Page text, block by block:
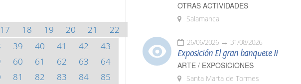
17 18 19 20 21
22
39 40 41 42
43
60 61 62 63
64
81 82 83 84
85
OTRAS ACTIVIDADES
Salamanca
26/06/2026 31/08/2026
Exposición El gran banquete II
ARTE / EXPOSICIONES
Santa Marta de Tormes